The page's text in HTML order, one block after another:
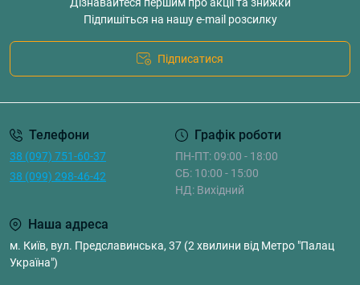
Підпишіться на нашу e-mail розсилку
Підписатися
Телефони
38 (097) 751-60-37
38 (099) 298-46-42
Графік роботи
ПН-ПТ: 09:00 - 18:00
СБ: 10:00 - 15:00
НД: Вихідний
Наша адреса
м. Київ, вул. Предславинська, 37 (2 хвилини від Метро "Палац
Україна")